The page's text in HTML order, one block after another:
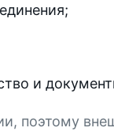
и
поэтому